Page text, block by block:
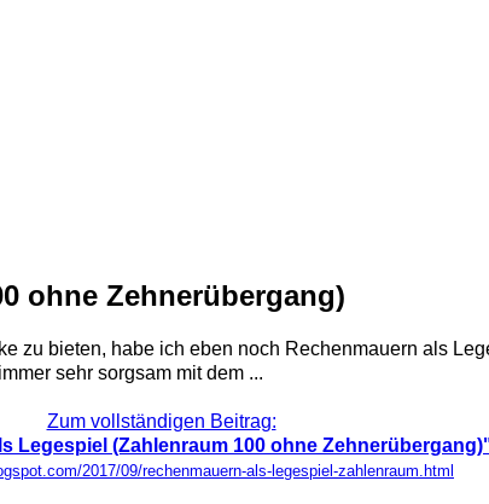
ohne Zehnerübergang)
zu bieten, habe ich eben noch Rechenmauern als
sehr sorgsam mit dem ...
Zum vollständigen Beitrag:
Legespiel (Zahlenraum 100 ohne
2017/09/rechenmauern-als-legespiel-zahlenraum.html